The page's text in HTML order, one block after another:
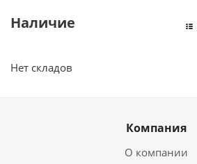
Наличие
Нет складов
Компания
О компании